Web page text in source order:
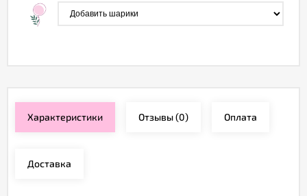
Характеристики Отзывы(0) Оплата
Доставка